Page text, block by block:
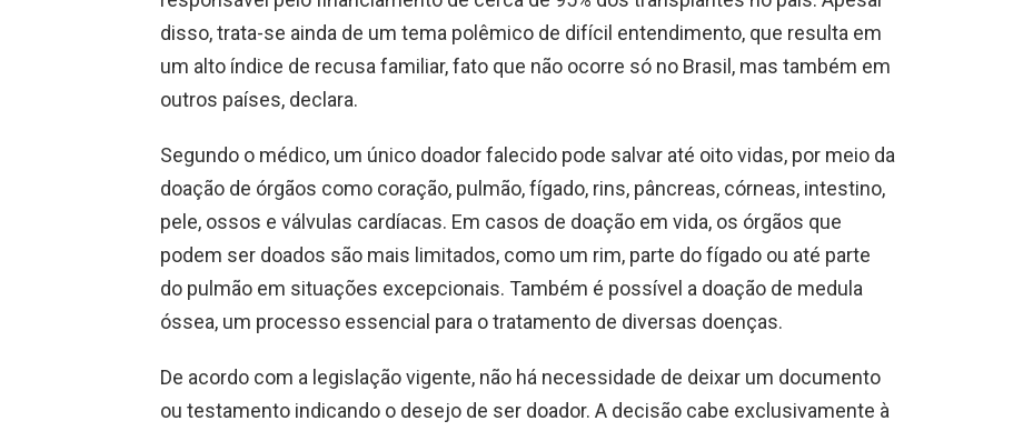
disso, trata-se ainda de um tema polêmico de difícil entendimento, que resulta em
um alto índice de recusa familiar, fato que não ocorre só no Brasil, mas também em
outros países, declara.
Segundo o médico, um único doador falecido pode salvar até oito vidas, por meio da
doação de órgãos como coração, pulmão, fígado, rins, pâncreas, córneas, intestino,
pele, ossos e válvulas cardíacas. Em casos de doação em vida, os órgãos que
podem ser doados são mais limitados, como um rim, parte do fígado ou até parte
do pulmão em situações excepcionais. Também é possível a doação de medula
óssea, um processo essencial para o tratamento de diversas doenças.
De acordo com a legislação vigente, não há necessidade de deixar um documento
ou testamento indicando o desejo de ser doador. A decisão cabe exclusivamente à